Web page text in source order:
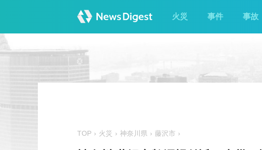
火災 事件 事故
TOP 火災 神奈川県 藤沢市